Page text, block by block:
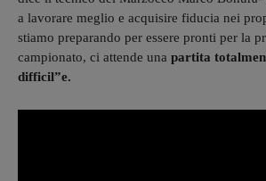
a lavorare meglio e acquisire fiducia nei
stiamo preparando per essere pronti per la
campionato, ci attende una partita
difficil”e.